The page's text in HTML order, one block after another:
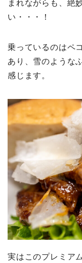
まれながらも、絶
い・・・！
乗っているのはペ
あり、雪のような
感じます。
実はこのプレミア